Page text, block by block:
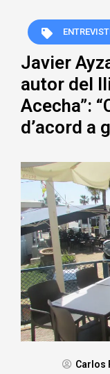
Javier
autor del
Acecha”:
d’acord a
Carlos